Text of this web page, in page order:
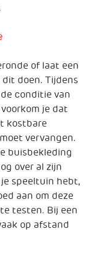
of laat een
doen. Tijdens
conditie van
je dat
kostbare
vervangen.
buisbekleding
over al zijn
speeltuin hebt,
aan om deze
testen. Bij een
op afstand